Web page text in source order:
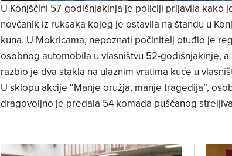
U Konjščini 57-godišnjakinja je policiji prijavila kako
novčanik iz ruksaka kojeg je ostavila na štandu u
kuna. U Mokricama, nepoznati počinitelj otuđio je
osobnog automobila u vlasništvu 52-godišnjakinje,
razbio je dva stakla na ulaznim vratima kuće u
U sklopu akcije “Manje oružja, manje tragedija”,
dragovoljno je predala 54 komada puščanog